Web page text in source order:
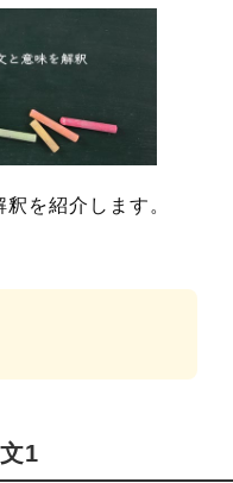
を紹介します。
1